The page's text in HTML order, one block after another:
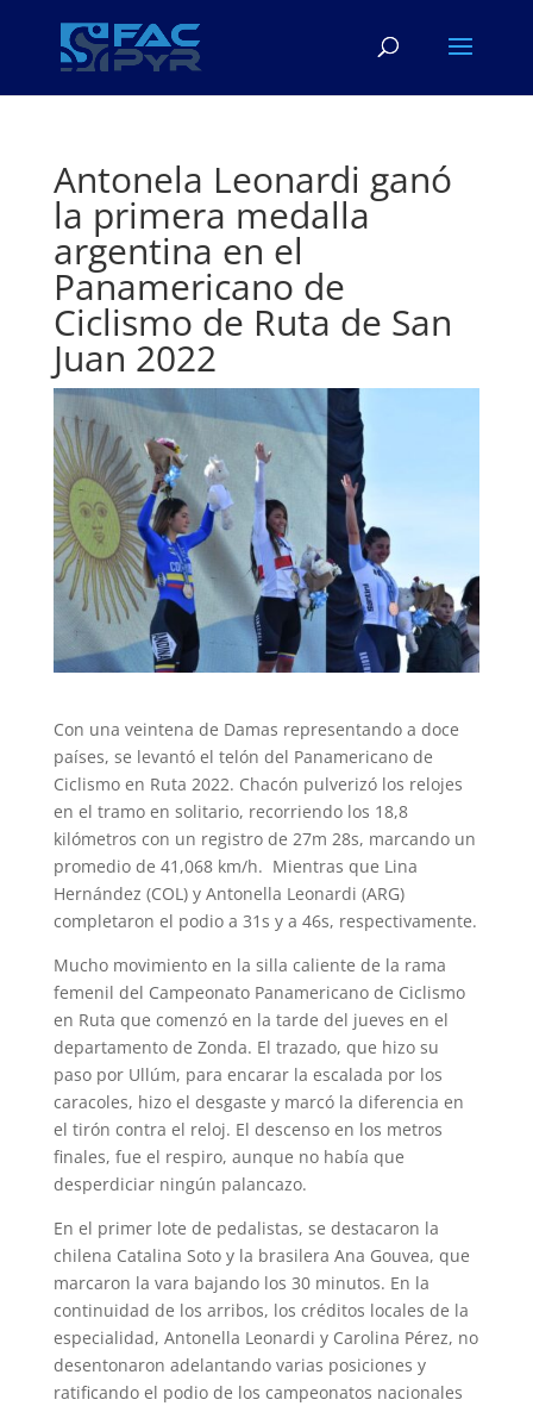
Antonela Leonardi ganó
la primera medalla
argentina en el
Panamericano de
Ciclismo de Ruta de San
Juan 2022
Con una veintena de Damas representando a doce
países, se levantó el telón del Panamericano de
Ciclismo en Ruta 2022. Chacón pulverizó los relojes
en el tramo en solitario, recorriendo los 18,8
kilómetros con un registro de 27m 28s, marcando un
promedio de 41,068 km/h. Mientras que Lina
Hernández (COL) y Antonella Leonardi (ARG)
completaron el podio a 31s y a 46s, respectivamente.
Mucho movimiento en la silla caliente de la rama
femenil del Campeonato Panamericano de Ciclismo
en Ruta que comenzó en la tarde del jueves en el
departamento de Zonda. El trazado, que hizo su
paso por Ullúm, para encarar la escalada por los
caracoles, hizo el desgaste y marcó la diferencia en
el tirón contra el reloj. El descenso en los metros
finales, fue el respiro, aunque no había que
desperdiciar ningún palancazo.
En el primer lote de pedalistas, se destacaron la
chilena Catalina Soto y la brasilera Ana Gouvea, que
marcaron la vara bajando los 30 minutos. En la
continuidad de los arribos, los créditos locales de la
especialidad, Antonella Leonardi y Carolina Pérez, no
desentonaron adelantando varias posiciones y
ratificando el podio de los campeonatos nacionales